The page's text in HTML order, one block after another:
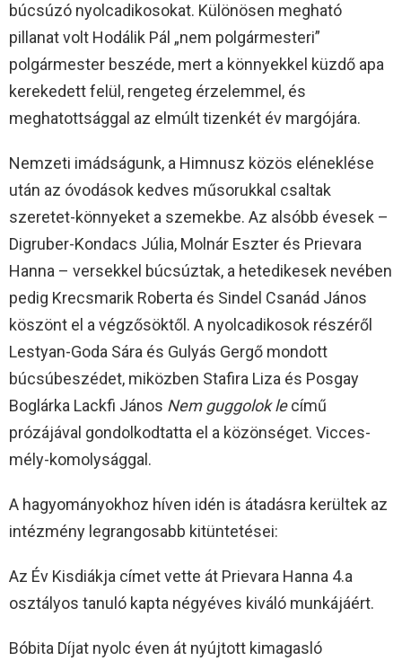
búcsúzó nyolcadikosokat. Különösen megható
pillanat volt Hodálik Pál „nem polgármesteri”
polgármester beszéde, mert a könnyekkel küzdő apa
kerekedett felül, rengeteg érzelemmel, és
meghatottsággal az elmúlt tizenkét év margójára.
Nemzeti imádságunk, a Himnusz közös eléneklése
után az óvodások kedves műsorukkal csaltak
szeretet-könnyeket a szemekbe. Az alsóbb évesek –
Digruber-Kondacs Júlia, Molnár Eszter és Prievara
Hanna – versekkel búcsúztak, a hetedikesek nevében
pedig Krecsmarik Roberta és Sindel Csanád János
köszönt el a végzősöktől. A nyolcadikosok részéről
Lestyan-Goda Sára és Gulyás Gergő mondott
búcsúbeszédet, miközben Stafira Liza és Posgay
Boglárka Lackfi János Nem guggolok lecímű
prózájával gondolkodtatta el a közönséget. Vicces-
mély-komolysággal.
A hagyományokhoz híven idén is átadásra kerültek az
intézmény legrangosabb kitüntetései:
Az Év Kisdiákja címet vette át Prievara Hanna 4.a
osztályos tanuló kapta négyéves kiváló munkájáért.
Bóbita Díjat nyolc éven át nyújtott kimagasló